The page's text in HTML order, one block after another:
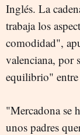
Inglés. La
trabaja los
comodidad",
valenciana, por
equilibrio" entre
"Mercadona se
unos padres